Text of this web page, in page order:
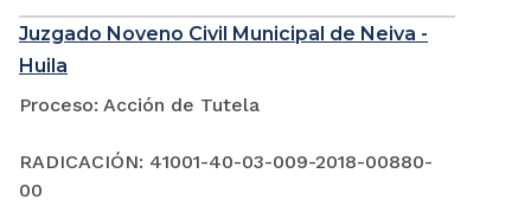
Juzgado Noveno Civil Municipal de Neiva -
Huila
Proceso: Acción de Tutela
RADICACIÓN: 41001-40-03-009-2018-00880-
00